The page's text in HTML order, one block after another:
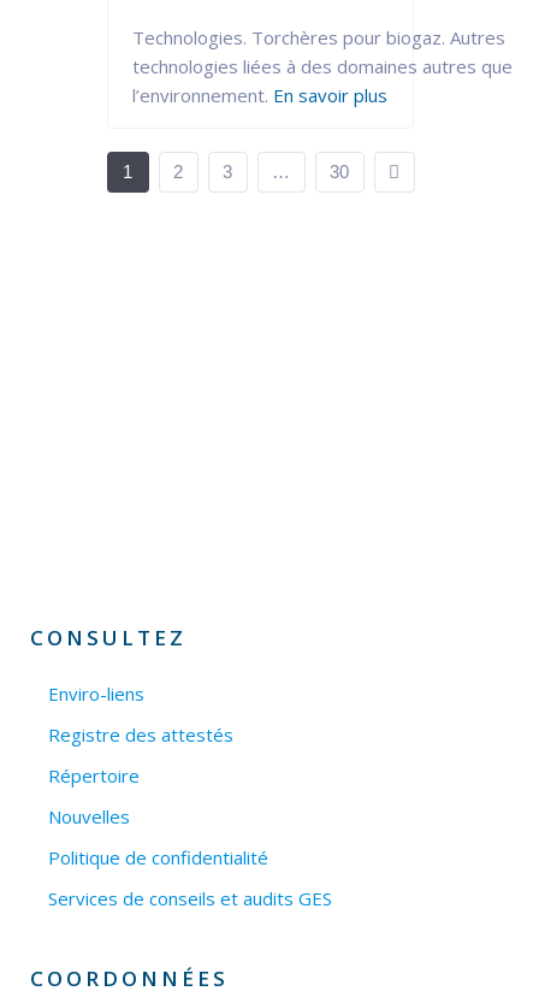
Technologies. Torchères pour biogaz. Autres
technologies liées à des domaines autres que
l’environnement. En savoir plus
1 2 3 … 30
CONSULTEZ
Enviro-liens
Registre des attestés
Répertoire
Nouvelles
Politique de confidentialité
Services de conseils et audits GES
COORDONNÉES